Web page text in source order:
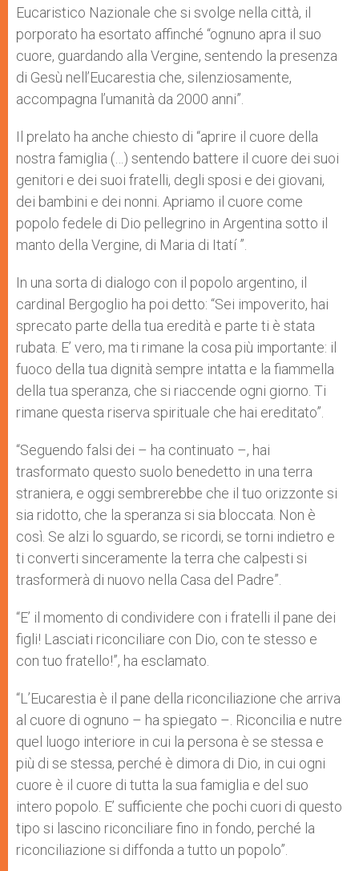
Eucaristico Nazionale che si svolge nella città, il
porporato ha esortato affinché “ognuno apra il suo
cuore, guardando alla Vergine, sentendo la presenza
di Gesù nell’Eucarestia che, silenziosamente,
accompagna l’umanità da 2000 anni”.
Il prelato ha anche chiesto di “aprire il cuore della
nostra famiglia (…) sentendo battere il cuore dei suoi
genitori e dei suoi fratelli, degli sposi e dei giovani,
dei bambini e dei nonni. Apriamo il cuore come
popolo fedele di Dio pellegrino in Argentina sotto il
manto della Vergine, di Maria di Itatí ”.
In una sorta di dialogo con il popolo argentino, il
cardinal Bergoglio ha poi detto: “Sei impoverito, hai
sprecato parte della tua eredità e parte ti è stata
rubata. E’ vero, ma ti rimane la cosa più importante: il
fuoco della tua dignità sempre intatta e la fiammella
della tua speranza, che si riaccende ogni giorno. Ti
rimane questa riserva spirituale che hai ereditato”.
“Seguendo falsi dei – ha continuato –, hai
trasformato questo suolo benedetto in una terra
straniera, e oggi sembrerebbe che il tuo orizzonte si
sia ridotto, che la speranza si sia bloccata. Non è
così. Se alzi lo sguardo, se ricordi, se torni indietro e
ti converti sinceramente la terra che calpesti si
trasformerà di nuovo nella Casa del Padre”.
“E’ il momento di condividere con i fratelli il pane dei
figli! Lasciati riconciliare con Dio, con te stesso e
con tuo fratello!”, ha esclamato.
“L’Eucarestia è il pane della riconciliazione che arriva
al cuore di ognuno – ha spiegato –. Riconcilia e nutre
quel luogo interiore in cui la persona è se stessa e
più di se stessa, perché è dimora di Dio, in cui ogni
cuore è il cuore di tutta la sua famiglia e del suo
intero popolo. E’ sufficiente che pochi cuori di questo
tipo si lascino riconciliare fino in fondo, perché la
riconciliazione si diffonda a tutto un popolo”.